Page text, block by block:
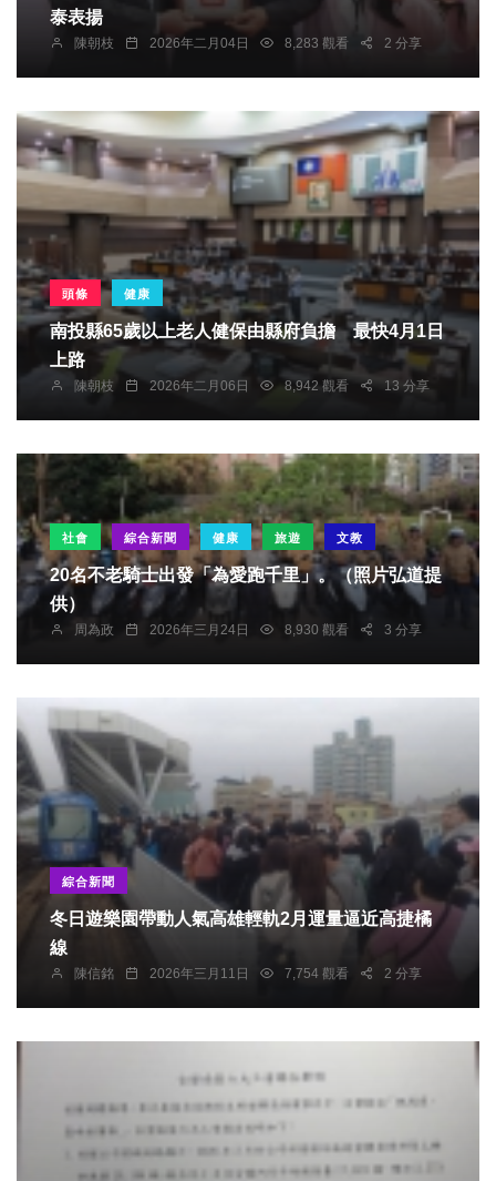
泰表揚
陳朝枝 2026年二月04日 8,283 觀看 2 分享
頭條 健康
南投縣65歲以上老人健保由縣府負擔 最快4月1日
上路
陳朝枝 2026年二月06日 8,942 觀看 13 分享
社會 綜合新聞 健康 旅遊 文教
20名不老騎士出發「為愛跑千里」。（照片弘道提
供）
周為政 2026年三月24日 8,930 觀看 3 分享
綜合新聞
冬日遊樂園帶動人氣高雄輕軌2月運量逼近高捷橘
線
陳信銘 2026年三月11日 7,754 觀看 2 分享